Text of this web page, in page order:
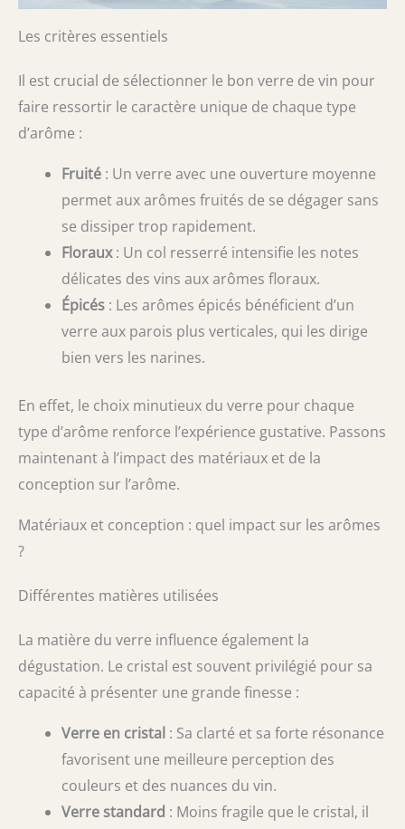
Les critères essentiels
Il est crucial de sélectionner le bon verre de vin pour
faire ressortir le caractère unique de chaque type
d’arôme :
Fruité : Un verre avec une ouverture moyenne
permet aux arômes fruités de se dégager sans
se dissiper trop rapidement.
Floraux: Un col resserré intensifie les notes
délicates des vins aux arômes floraux.
Épicés : Les arômes épicés bénéficient d’un
verre aux parois plus verticales, qui les dirige
bien vers les narines.
En effet, le choix minutieux du verre pour chaque
type d’arôme renforce l’expérience gustative. Passons
maintenant à l’impact des matériaux et de la
conception sur l’arôme.
Matériaux et conception : quel impact sur les arômes
?
Différentes matières utilisées
La matière du verre influence également la
dégustation. Le cristal est souvent privilégié pour sa
capacité à présenter une grande finesse :
Verre en cristal : Sa clarté et sa forte résonance
favorisent une meilleure perception des
couleurs et des nuances du vin.
Verre standard : Moins fragile que le cristal, il